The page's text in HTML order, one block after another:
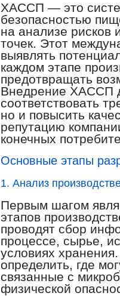
ХАССП — это
безопасностью
на анализе рисков
точек. Этот
выявлять
каждом этапе
предотвращать
Внедрение ХАССП
соответствовать
но и повысить
репутацию
конечных
Основные этапы
1. Анализ
Первым шагом
этапов
проводят сбор
процессе, сырье,
условиях
определить, где
связанные с
физической